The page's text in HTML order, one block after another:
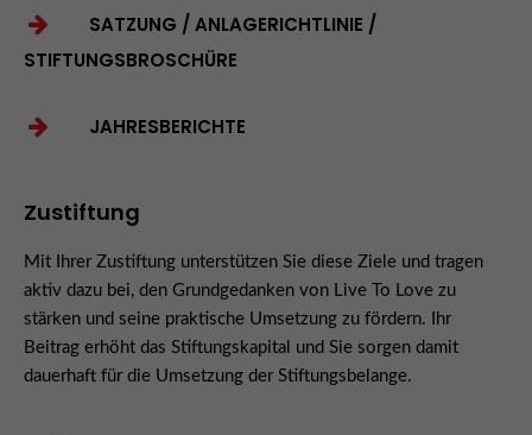
SATZUNG / ANLAGERICHTLINIE /
STIFTUNGSBROSCHÜRE
JAHRESBERICHTE
Zustiftung
Mit Ihrer Zustiftung unterstützen Sie diese Ziele und tragen
aktiv dazu bei, den Grundgedanken von Live To Love zu
stärken und seine praktische Umsetzung zu fördern. Ihr
Beitrag erhöht das Stiftungskapital und Sie sorgen damit
dauerhaft für die Umsetzung der Stiftungsbelange.